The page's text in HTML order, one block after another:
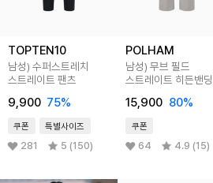
TOPTEN10
남성) 수퍼스트레치
스트레이트 팬츠
9,900 75%
쿠폰 특별사이즈
281 5 (150)
POLHAM
남성) 무브 필드
스트레이트 히든밴딩
15,900 80%
쿠폰
64 4.9 (15)